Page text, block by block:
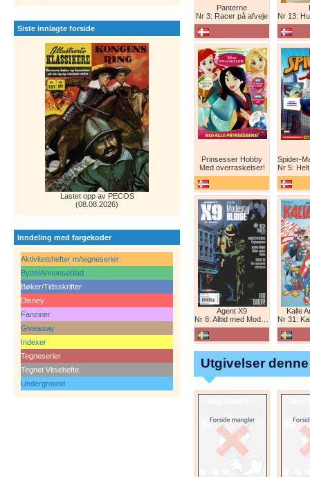
Siste innlagte forside
Lastet opp av PECOS
(08.08.2026)
Inndeling med fargekoder
Aktivitetshefter m/tegneserier
Bytte/Annonseblad
Bøker/Tidsskrifter
Disney
Fanziner
Giveaway
Indexer
Tegneserier
Tegnet Vitsehefte
Underground
Panterne
Nr 3: Racer på afveje
Nr 13: Humor
Prinsesser Hobby
Med overraskelser!
Nr 5: Helt ny
Agent X9
Nr 8: Alltid med Modesty Blaise
Kalle
Nr 31:
Utgivelser